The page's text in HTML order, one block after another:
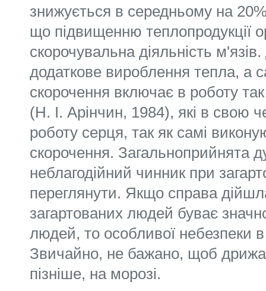
знижується в середньому на
що підвищенню теплопродукції
скорочувальна діяльність
додаткове вироблення тепла, а
скорочення включає в роботу
(Н. І. Арінчин, 1984), які в свою
роботу серця, так як самі
скорочення.
неблагодійний чинник при
переглянути. Якщо справа
загартованих людей буває
людей, то особливої небезпеки
Звичайно, не бажано, щоб
пізніше, на морозі.